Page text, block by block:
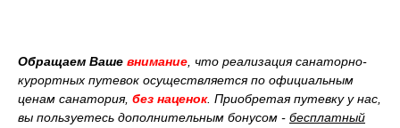
Обращаем Ваше внимание что реализация санаторно-
курортных путевок осуществляется по официальным
ценам санатория, без наценок. Приобретая путевку у нас,
вы пользуетесь дополнительным бонусом - бесплатный